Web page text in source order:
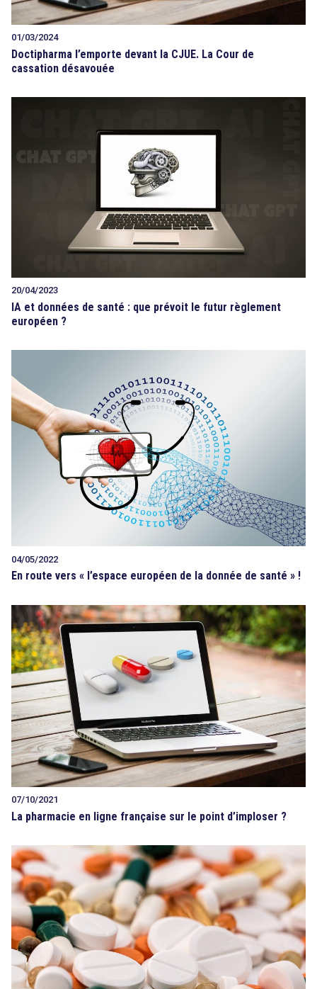
01/03/2024
Doctipharma l’emporte devant la CJUE. La Cour de
cassation désavouée
20/04/2023
IA et données de santé : que prévoit le futur règlement
européen ?
04/05/2022
En route vers « l’espace européen de la donnée de santé » !
07/10/2021
La pharmacie en ligne française sur le point d’imploser ?